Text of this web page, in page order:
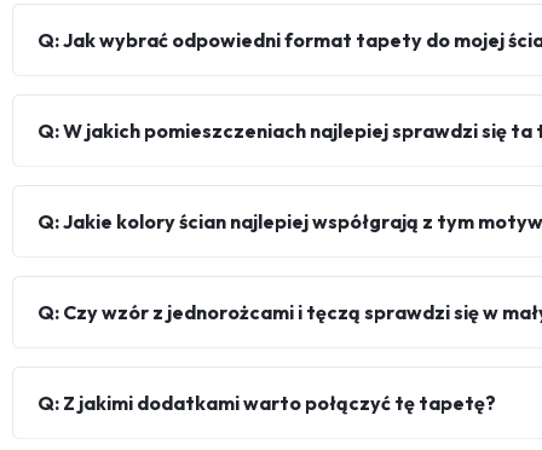
Q: Jak wybrać odpowiedni format tapety do mojej
Q: W jakich pomieszczeniach najlepiej sprawdzi się
Q: Jakie kolory ścian najlepiej współgrają z tym
Q: Czy wzór z jednorożcami i tęczą sprawdzi się w
Q: Z jakimi dodatkami warto połączyć tę tapetę?